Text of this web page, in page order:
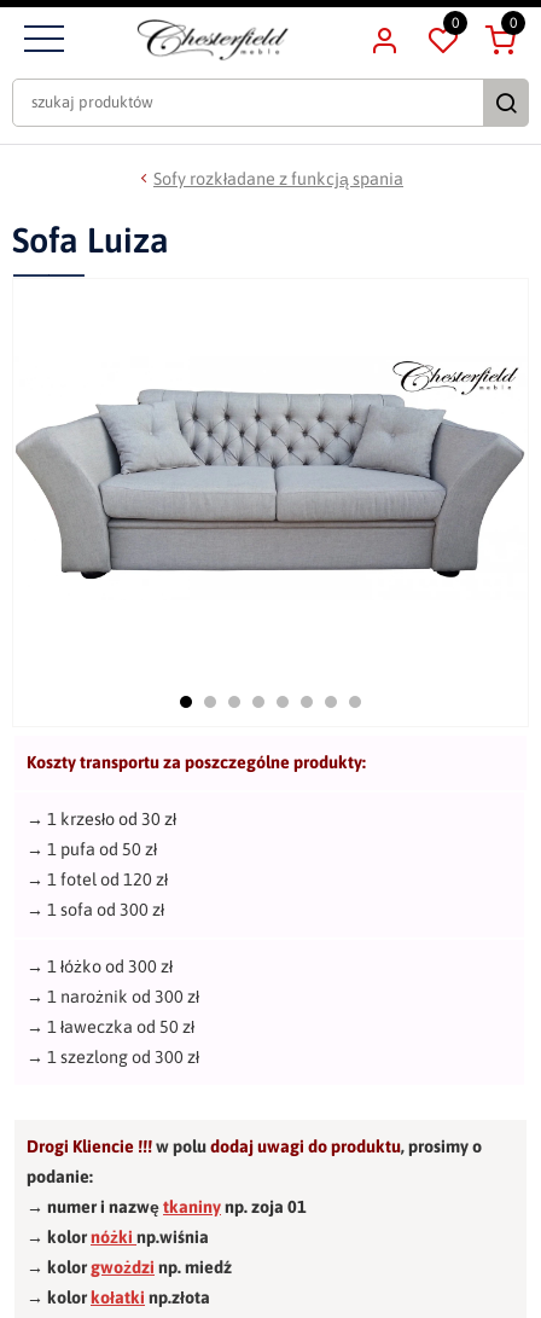
0 0
Sofy rozkładane z funkcją spania
Sofa Luiza
Koszty transportu za poszczególne produkty:
→ 1 krzesło od 30 zł
→ 1 pufa od 50 zł
→ 1 fotel od 120 zł
→ 1 sofa od 300 zł
→ 1 łóżko od 300 zł
→ 1 narożnik od 300 zł
→ 1 ławeczka od 50 zł
→ 1 szezlong od 300 zł
Drogi Kliencie !!!w poludodaj uwagi do produktu,prosimy o
podanie:
→ numer i nazwętkaninynp. zoja 01
→ kolornóżki np.wiśnia
→ kolorgwożdzi np. miedź
→ kolorkołatki np.złota